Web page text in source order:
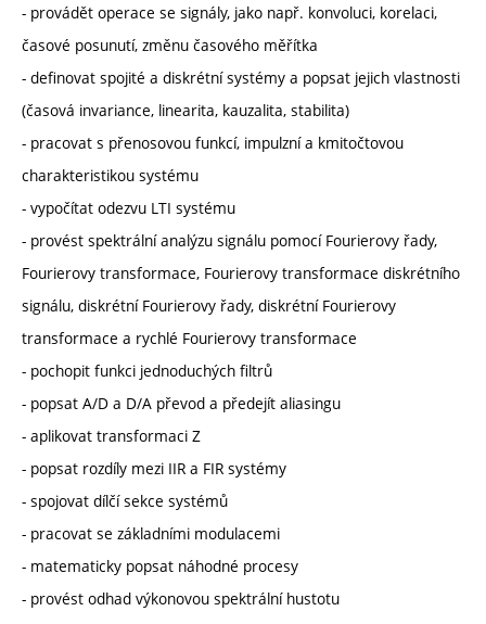
- provádět operace se signály, jako např. konvoluci, korelaci,
časové posunutí, změnu časového měřítka
- definovat spojité a diskrétní systémy a popsat jejich vlastnosti
(časová invariance, linearita, kauzalita, stabilita)
- pracovat s přenosovou funkcí, impulzní a kmitočtovou
charakteristikou systému
- vypočítat odezvu LTI systému
- provést spektrální analýzu signálu pomocí Fourierovy řady,
Fourierovy transformace, Fourierovy transformace diskrétního
signálu, diskrétní Fourierovy řady, diskrétní Fourierovy
transformace a rychlé Fourierovy transformace
- pochopit funkci jednoduchých filtrů
- popsat A/D a D/A převod a předejít aliasingu
- aplikovat transformaci Z
- popsat rozdíly mezi IIR a FIR systémy
- spojovat dílčí sekce systémů
- pracovat se základními modulacemi
- matematicky popsat náhodné procesy
- provést odhad výkonovou spektrální hustotu